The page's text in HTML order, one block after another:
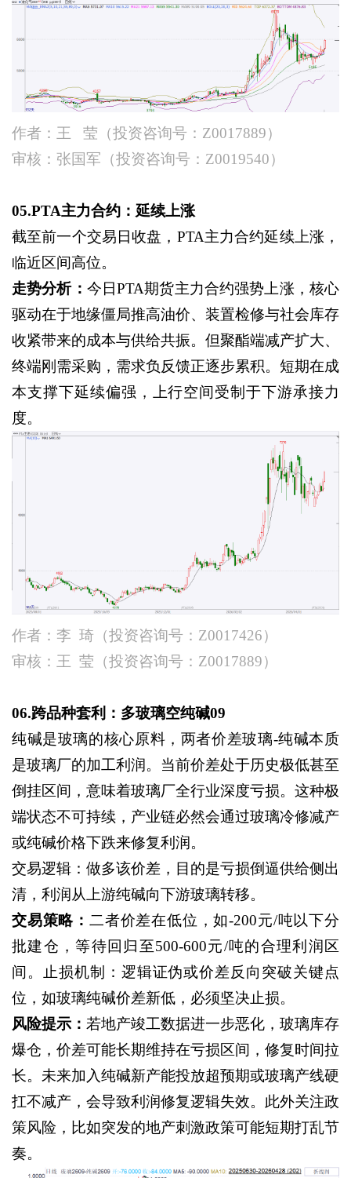
作者：王
莹（投资咨询号：Z0017889）
审核：张国军（投资咨询号： Z0019540）
05.PTA主力合约：延续上涨
截至前一个交易日收盘， PTA主力合约延续上涨，
临近区间高位。
走势分析： 今日PTA期货主力合约强势上涨，核心
驱动在于地缘僵局推高油价、装置检修与社会库存
收紧带来的成本与供给共振。但聚酯端减产扩大、
终端刚需采购，需求负反馈正逐步累积。短期在成
本支撑下延续偏强，上行空间受制于下游承接力
度。
作者：李 琦（投资咨询号： Z0017426）
审核：王 莹（投资咨询号： Z0017889）
06.跨品种套利：多玻璃空纯碱09
纯碱是玻璃的核心原料，两者价差玻璃-纯碱本质
是玻璃厂的加工利润。当前价差处于历史极低甚至
倒挂区间，意味着玻璃厂全行业深度亏损。这种极
端状态不可持续，产业链必然会通过玻璃冷修减产
或纯碱价格下跌来修复利润。
交易逻辑：做多该价差，目的是亏损倒逼供给侧出
清，利润从上游纯碱向下游玻璃转移。
交易策略： 二者价差在低位，如-200元/吨以下分
批建仓，等待回归至500-600元/吨的合理利润区
间。止损机制：逻辑证伪或价差反向突破关键点
位，如玻璃纯碱价差新低，必须坚决止损。
风险提示： 若地产竣工数据进一步恶化，玻璃库存
爆仓，价差可能长期维持在亏损区间，修复时间拉
长。未来加入纯碱新产能投放超预期或玻璃产线硬
扛不减产，会导致利润修复逻辑失效。此外关注政
策风险，比如突发的地产刺激政策可能短期打乱节
奏。